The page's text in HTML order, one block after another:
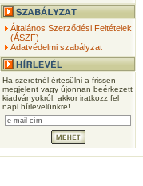
Általános Szerződési Feltételek
(ÁSZF)
Adatvédelmi szabályzat
Ha szeretnél értesülni a frissen
megjelent vagy újonnan beérkezett
kiadványokról, akkor iratkozz fel
napi hírlevelünkre!